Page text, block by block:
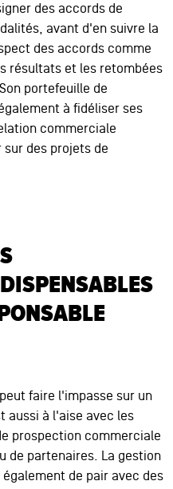
des accords de
avant d'en suivre la
des accords comme
résultats et les retombées
portefeuille de
à fidéliser ses
commerciale
des projets de
faire l'impasse sur un
aussi à l'aise avec les
prospection commerciale
de partenaires. La gestion
de pair avec des